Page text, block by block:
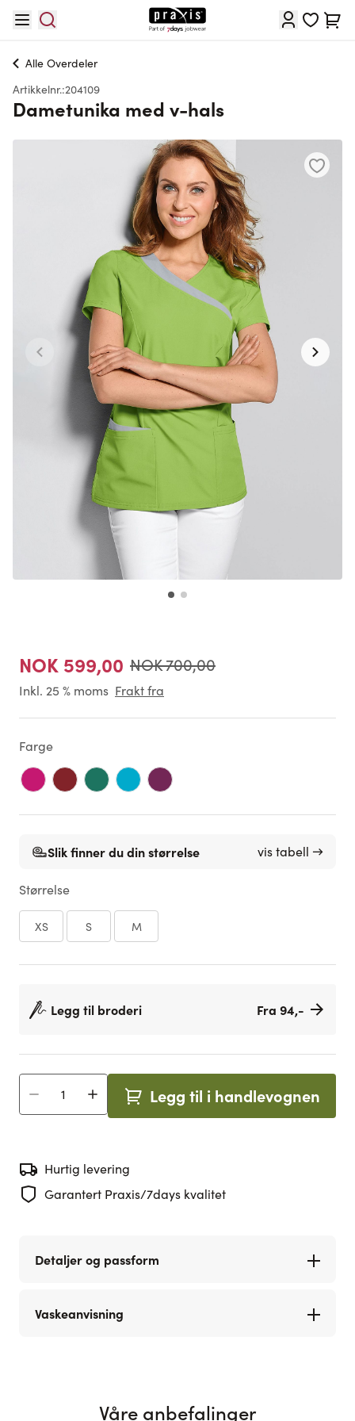
Cart
Alle Overdeler
Artikkelnr.:204109
Dametunika med v-hals
NOK 599,00 NOK 700,00
Inkl. 25 % moms Frakt fra
Farge
Slik finner du din størrelse vis tabell →
Størrelse
XS S M
Legg til broderi Fra 94,-
Antall Legg til i handlevognen
Hurtig levering
Garantert Praxis/7days kvalitet
Detaljer og passform
Vaskeanvisning
Våre anbefalinger